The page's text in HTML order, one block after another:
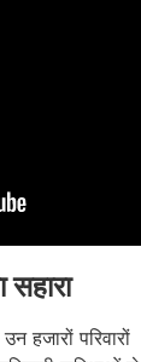
हजारों परिवारों